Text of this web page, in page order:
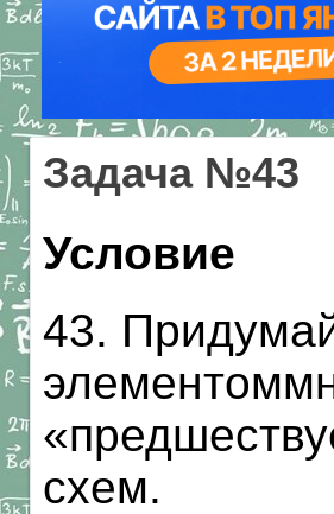
Задача №43
Условие
43.
схем.